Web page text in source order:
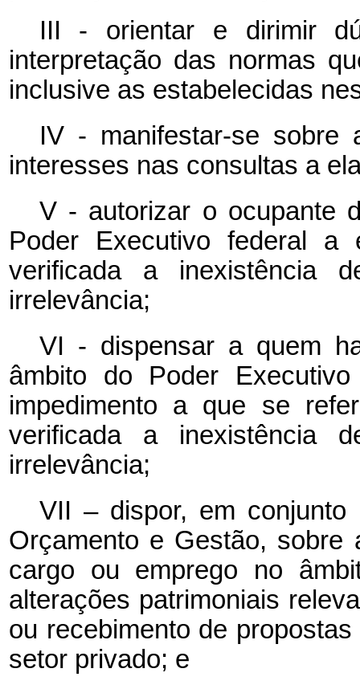
III - orientar e dirimir
interpretação das normas
inclusive as estabelecidas
IV - manifestar-se sobre
interesses nas consultas a
V - autorizar o ocupante
Poder Executivo federal a
verificada a inexistência
irrelevância;
VI - dispensar a quem
âmbito do Poder
impedimento a que se
verificada a inexistência
irrelevância;
VII – dispor, em conjunto
Orçamento e Gestão, sobre
cargo ou emprego no
alterações patrimoniais
ou recebimento de
setor privado; e